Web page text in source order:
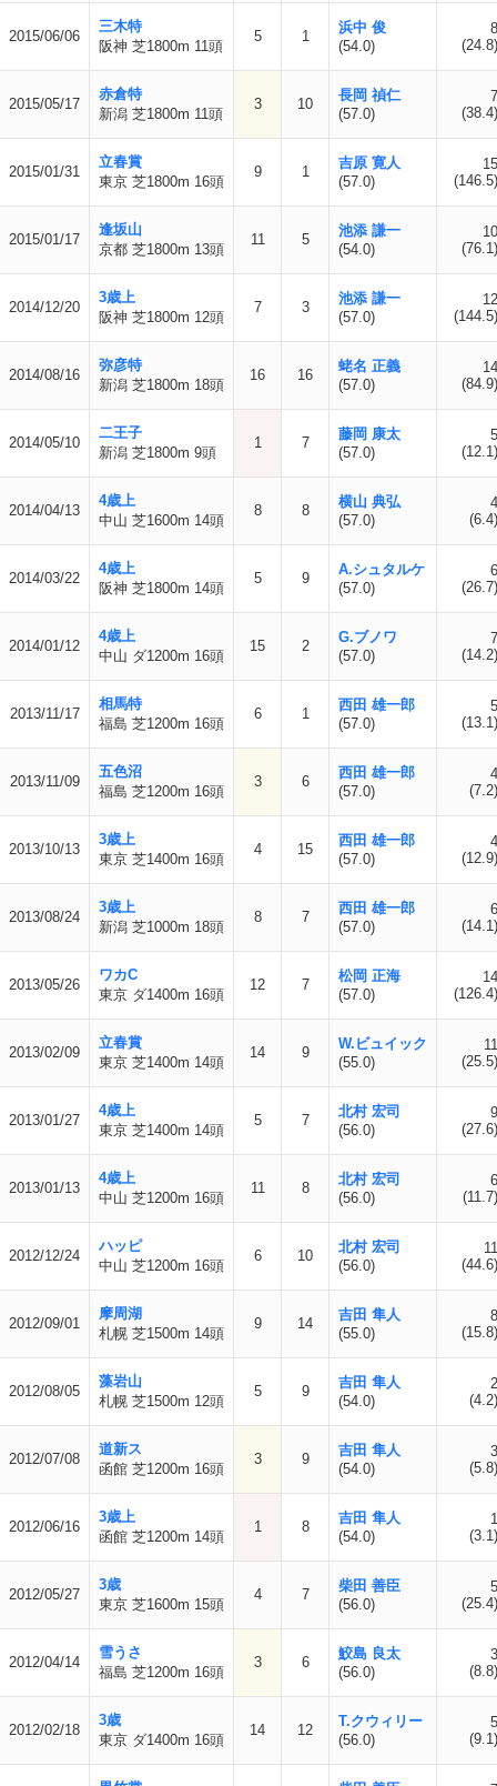
2015/06/06
三木特
阪神 芝1800m 11頭
5 1
浜中 俊
(54.0)
8
(24.8)
2015/05/17
赤倉特
新潟 芝1800m 11頭
3 10
長岡 禎仁
(57.0)
7
(38.4)
2015/01/31
立春賞
東京 芝1800m 16頭
9 1
吉原 寛人
(57.0)
15
(146.5)
2015/01/17
逢坂山
京都 芝1800m 13頭
11 5
池添 謙一
(54.0)
10
(76.1)
2014/12/20
3歳上
阪神 芝1800m 12頭
7 3
池添 謙一
(57.0)
12
(144.5)
2014/08/16
弥彦特
新潟 芝1800m 18頭
16 16
蛯名 正義
(57.0)
14
(84.9)
2014/05/10
二王子
新潟 芝1800m 9頭
1 7
藤岡 康太
(57.0)
5
(12.1)
2014/04/13
4歳上
中山 芝1600m 14頭
8 8
横山 典弘
(57.0)
4
(6.4)
2014/03/22
4歳上
阪神 芝1800m 14頭
5 9
A.シュタルケ
(57.0)
6
(26.7)
2014/01/12
4歳上
中山 ダ1200m 16頭
15 2
G.ブノワ
(57.0)
7
(14.2)
2013/11/17
相馬特
福島 芝1200m 16頭
6 1
西田 雄一郎
(57.0)
5
(13.1)
2013/11/09
五色沼
福島 芝1200m 16頭
3 6
西田 雄一郎
(57.0)
4
(7.2)
2013/10/13
3歳上
東京 芝1400m 16頭
4 15
西田 雄一郎
(57.0)
4
(12.9)
2013/08/24
3歳上
新潟 芝1000m 18頭
8 7
西田 雄一郎
(57.0)
6
(14.1)
2013/05/26
ワカC
東京 ダ1400m 16頭
12 7
松岡 正海
(57.0)
14
(126.4)
2013/02/09
立春賞
東京 芝1400m 14頭
14 9
W.ビュイック
(55.0)
11
(25.5)
2013/01/27
4歳上
東京 芝1400m 14頭
5 7
北村 宏司
(56.0)
9
(27.6)
2013/01/13
4歳上
中山 芝1200m 16頭
11 8
北村 宏司
(56.0)
6
(11.7)
2012/12/24
ハッピ
中山 芝1200m 16頭
6 10
北村 宏司
(56.0)
11
(44.6)
2012/09/01
摩周湖
札幌 芝1500m 14頭
9 14
吉田 隼人
(55.0)
8
(15.8)
2012/08/05
藻岩山
札幌 芝1500m 12頭
5 9
吉田 隼人
(54.0)
2
(4.2)
2012/07/08
道新ス
函館 芝1200m 16頭
3 9
吉田 隼人
(54.0)
3
(5.8)
2012/06/16
3歳上
函館 芝1200m 14頭
1 8
吉田 隼人
(54.0)
1
(3.1)
2012/05/27
3歳
東京 芝1600m 15頭
4 7
柴田 善臣
(56.0)
5
(25.4)
2012/04/14
雪うさ
福島 芝1200m 16頭
3 6
鮫島 良太
(56.0)
3
(8.8)
2012/02/18
3歳
東京 ダ1400m 16頭
14 12
T.クウィリー
(56.0)
5
(9.1)